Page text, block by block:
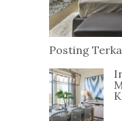
Posting